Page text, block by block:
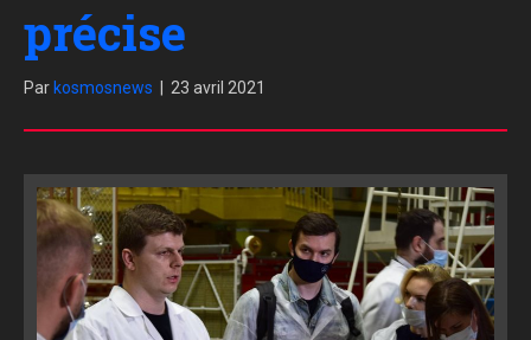
précise
Par kosmosnews 23 avril 2021